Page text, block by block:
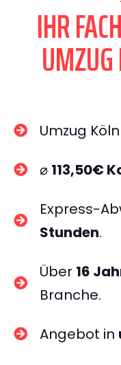
IHR
Umzug
⌀ 113,50€
Express-
Stunden.
Über 16
Branche.
Angebot in